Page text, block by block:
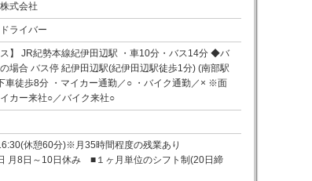
式会社
ライバー
ス】 JR紀勢本線紀伊田辺駅 ・車10分・バス14分 ◆バ
場合 バス停 紀伊田辺駅(紀伊田辺駅徒歩1分) (南部駅
車徒歩8分 ・マイカー通勤／○ ・バイク通勤／× ※面
カー来社○／バイク来社○
休憩60分)※月35時間程度の残業あり
月8日～10日休み ■１ヶ月単位のシフト制(20日締